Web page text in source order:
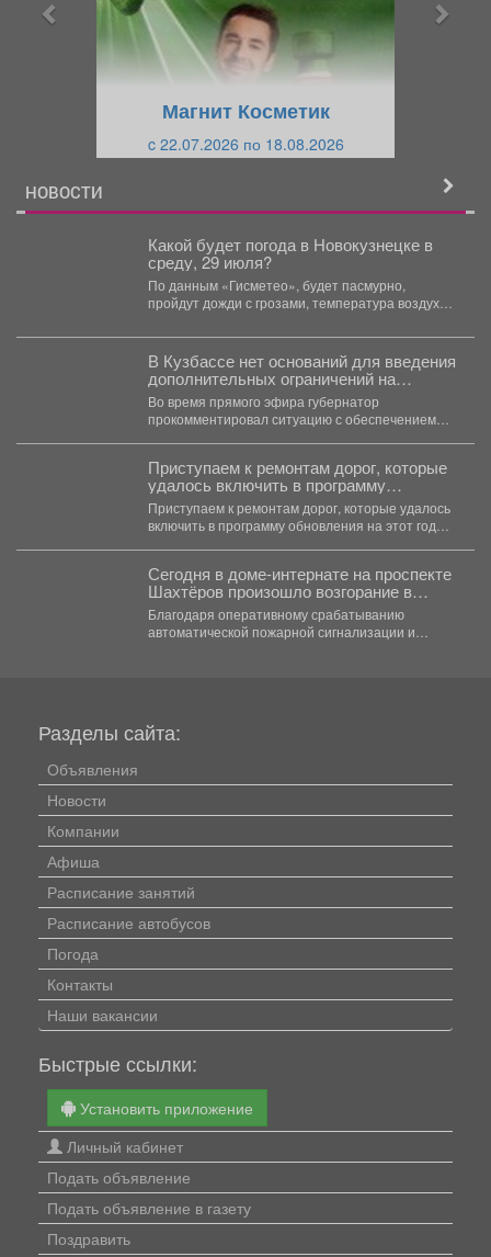
Магнит Косметик
c 22.07.2026 по 18.08.2026
НОВОСТИ
Какой будет погода в Новокузнецке в
среду, 29 июля?
По данным «Гисметео», будет пасмурно,
пройдут дожди с грозами, температура воздуха
В Кузбассе нет оснований для введения
дополнительных ограничений на
приобретение топлива.
Во время прямого эфира губернатор
прокомментировал ситуацию с обеспечением
Приступаем к ремонтам дорог, которые
удалось включить в программу
обновления на этот год благодаря
решению губернатора Кузбасса
Приступаем к ремонтам дорог, которые удалось
включить в программу обновления на этот год
Сегодня в доме-интернате на проспекте
Шахтёров произошло возгорание в
одной из комнат.
Благодаря оперативному срабатыванию
автоматической пожарной сигнализации и
Разделы сайта:
Объявления
Новости
Компании
Афиша
Расписание занятий
Расписание автобусов
Погода
Контакты
Наши вакансии
Быстрые ссылки:
Установить приложение
Личный кабинет
Подать объявление
Подать объявление в газету
Поздравить